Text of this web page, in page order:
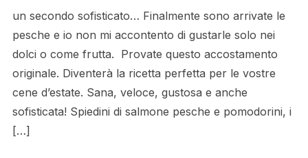
un secondo sofisticato… Finalmente sono arrivate le
pesche e io non mi accontento di gustarle solo nei
dolci o come frutta. Provate questo accostamento
originale. Diventerà la ricetta perfetta per le vostre
cene d’estate. Sana, veloce, gustosa e anche
sofisticata! Spiedini di salmone pesche e pomodorini, i
[…]